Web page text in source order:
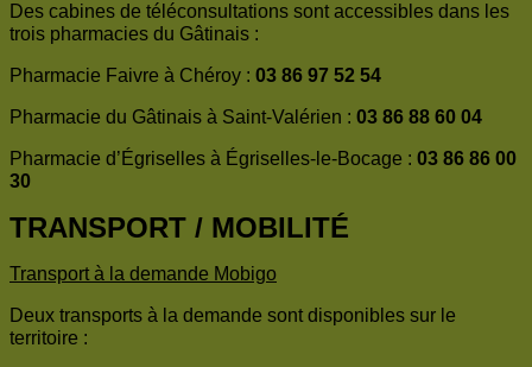
Des cabines de téléconsultations sont accessibles dans les
trois pharmacies du Gâtinais :
Pharmacie Faivre à Chéroy : 03 86 97 52 54
Pharmacie du Gâtinais à Saint-Valérien : 03 86 88 60 04
Pharmacie d’Égriselles à Égriselles-le-Bocage : 03 86 86 00
30
TRANSPORT / MOBILITÉ
Transport à la demande Mobigo
Deux transports à la demande sont disponibles sur le
territoire :